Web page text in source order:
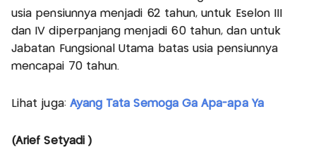
usia pensiunnya menjadi 62 tahun, untuk Eselon III
dan IV diperpanjang menjadi 60 tahun, dan untuk
Jabatan Fungsional Utama batas usia pensiunnya
mencapai 70 tahun.
Lihat juga: Ayang Tata Semoga Ga Apa-apa Ya
(Arief Setyadi )